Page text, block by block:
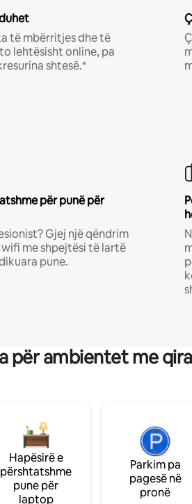
të mbërritjes dhe të
lehtësisht online, pa
shtesë.*
për punë për
Gjej një qëndrim
me shpejtësi të lartë
pune.
për ambientet me
Hapësirë e
përshtatshme
pune për
laptop
Parkim pa
pagesë në
pronë